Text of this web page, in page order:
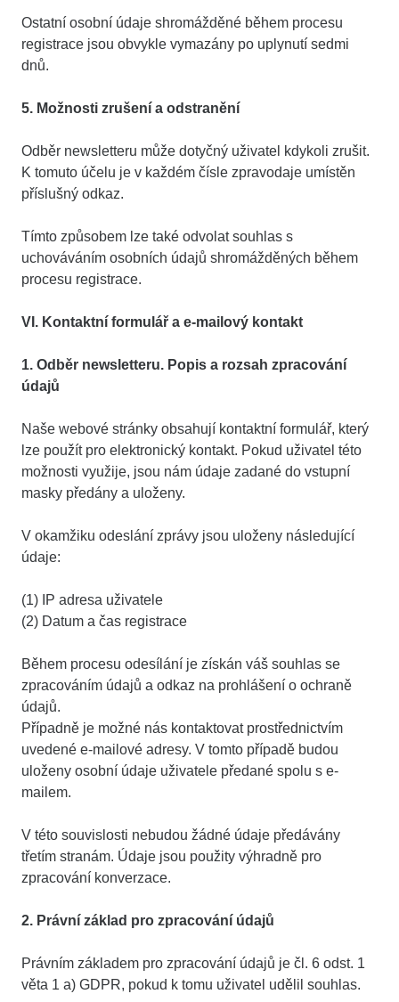
Ostatní osobní údaje shromážděné během procesu
registrace jsou obvykle vymazány po uplynutí sedmi
dnů.
5. Možnosti zrušení a odstranění
Odběr newsletteru může dotyčný uživatel kdykoli zrušit.
K tomuto účelu je v každém čísle zpravodaje umístěn
příslušný odkaz.
Tímto způsobem lze také odvolat souhlas s
uchováváním osobních údajů shromážděných během
procesu registrace.
VI. Kontaktní formulář a e-mailový kontakt
1. Odběr newsletteru. Popis a rozsah zpracování
údajů
Naše webové stránky obsahují kontaktní formulář, který
lze použít pro elektronický kontakt. Pokud uživatel této
možnosti využije, jsou nám údaje zadané do vstupní
masky předány a uloženy.
V okamžiku odeslání zprávy jsou uloženy následující
údaje:
(1) IP adresa uživatele
(2) Datum a čas registrace
Během procesu odesílání je získán váš souhlas se
zpracováním údajů a odkaz na prohlášení o ochraně
údajů.
Případně je možné nás kontaktovat prostřednictvím
uvedené e-mailové adresy. V tomto případě budou
uloženy osobní údaje uživatele předané spolu s e-
mailem.
V této souvislosti nebudou žádné údaje předávány
třetím stranám. Údaje jsou použity výhradně pro
zpracování konverzace.
2. Právní základ pro zpracování údajů
Právním základem pro zpracování údajů je čl. 6 odst. 1
věta 1 a) GDPR, pokud k tomu uživatel udělil souhlas.